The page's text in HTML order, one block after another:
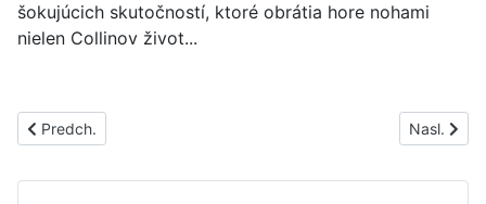
šokujúcich skutočností, ktoré obrátia hore nohami
nielen Collinov život...
Predchádzajúci článok: PS1479B
Predch. Nasl.